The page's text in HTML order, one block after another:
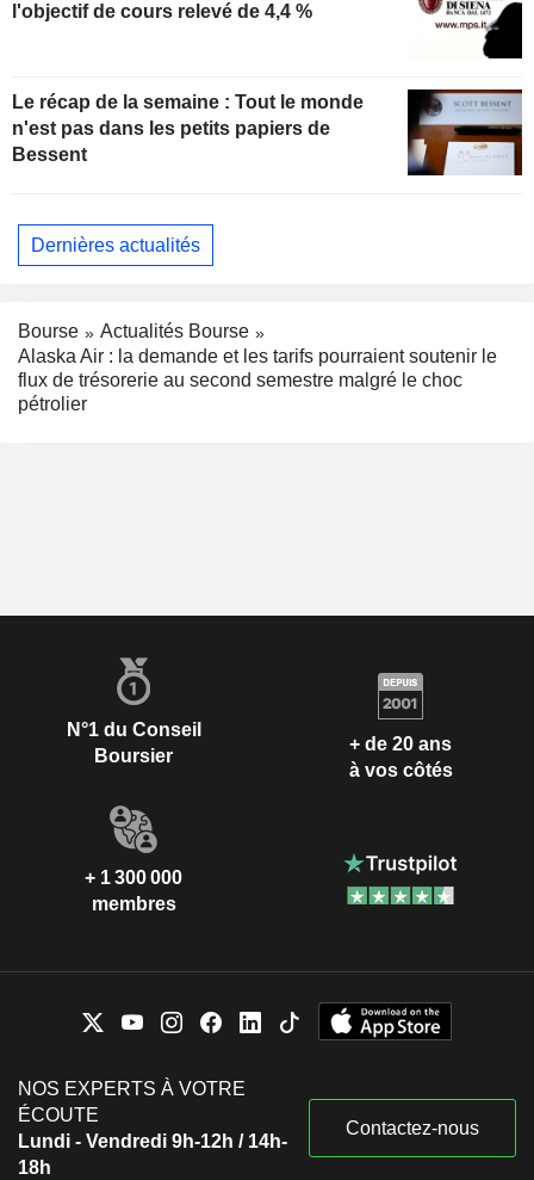
l'objectif de cours relevé de 4,4 %
Le récap de la semaine : Tout le monde
n'est pas dans les petits papiers de
Bessent
Dernières actualités
Bourse
Actualités Bourse
Alaska Air : la demande et les tarifs pourraient soutenir le
flux de trésorerie au second semestre malgré le choc
pétrolier
N°1 du Conseil
Boursier
+ de 20 ans
à vos côtés
+ 1 300 000
membres
NOS EXPERTS À VOTRE
ÉCOUTE
Lundi - Vendredi 9h-12h / 14h-
18h
Contactez-nous